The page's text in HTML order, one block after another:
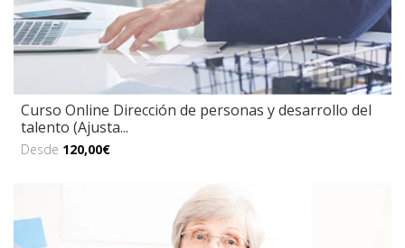
Curso Online Dirección de personas y desarrollo del
talento (Ajusta...
Desde 120,00€